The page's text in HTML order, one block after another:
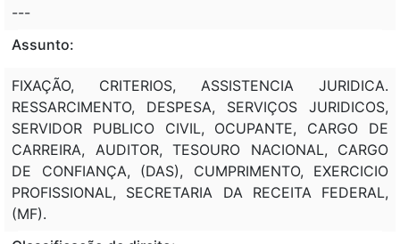
---
Assunto:
FIXAÇÃO, CRITERIOS, ASSISTENCIA JURIDICA.
RESSARCIMENTO, DESPESA, SERVIÇOS JURIDICOS,
SERVIDOR PUBLICO CIVIL, OCUPANTE, CARGO DE
CARREIRA, AUDITOR, TESOURO NACIONAL, CARGO
DE CONFIANÇA, (DAS), CUMPRIMENTO, EXERCICIO
PROFISSIONAL, SECRETARIA DA RECEITA FEDERAL,
(MF).